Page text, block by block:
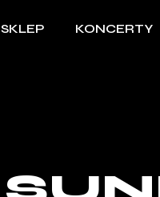
SKLEP KONCERTY